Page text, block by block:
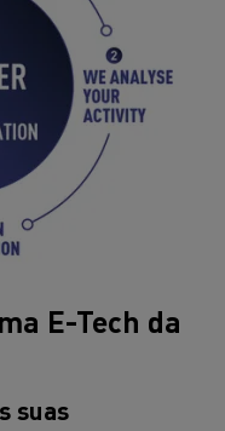
E-Tech da
suas